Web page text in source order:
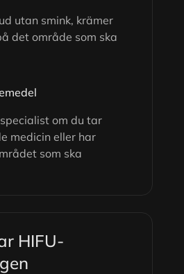
utan smink, krämer
det område som ska
om du tar
medicin eller har
som ska
HIFU-